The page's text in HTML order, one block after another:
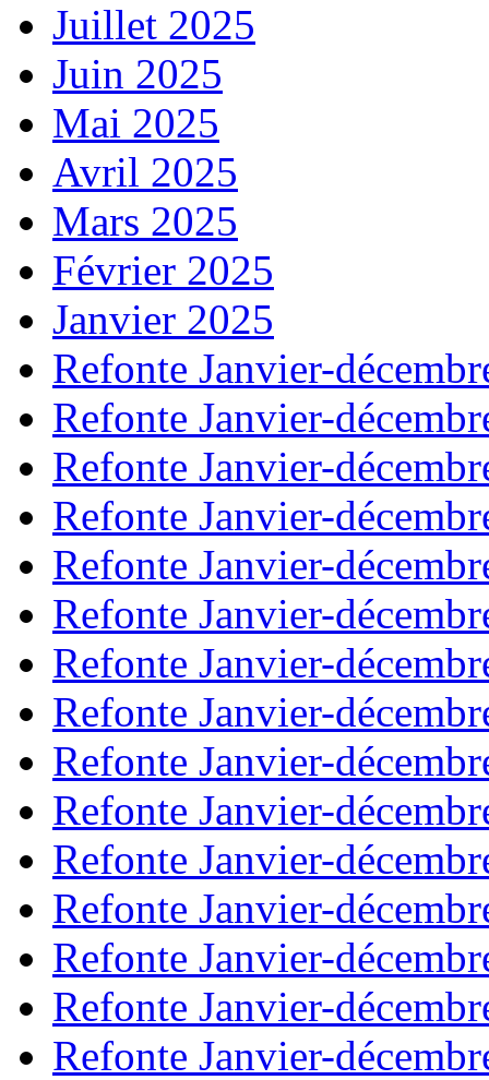
Juillet 2025
Juin 2025
Mai 2025
Avril 2025
Mars 2025
Février 2025
Janvier 2025
Refonte Janvier-
Refonte Janvier-
Refonte Janvier-
Refonte Janvier-
Refonte Janvier-
Refonte Janvier-
Refonte Janvier-
Refonte Janvier-
Refonte Janvier-
Refonte Janvier-
Refonte Janvier-
Refonte Janvier-
Refonte Janvier-
Refonte Janvier-
Refonte Janvier-